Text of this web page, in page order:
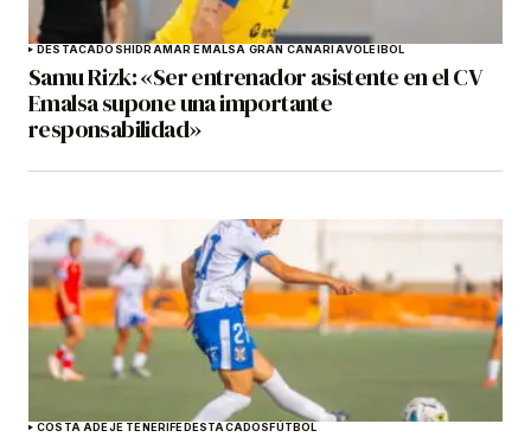
DESTACADOSHIDRAMAR EMALSA GRAN CANARIAVOLEIBOL
Samu Rizk: «Ser entrenador asistente en el CV
Emalsa supone una importante
responsabilidad»
COSTA ADEJE TENERIFEDESTACADOSFÚTBOL